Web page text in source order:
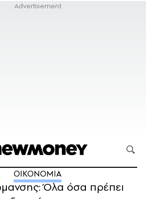
ΟΙΚΟΝΟΜΙΑ
Όλα όσα πρέπει